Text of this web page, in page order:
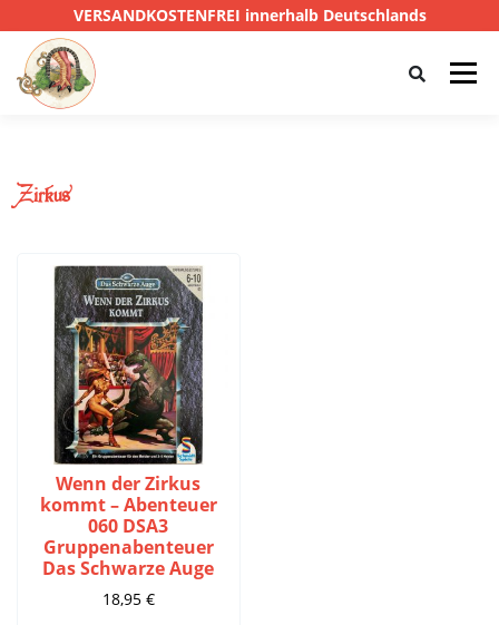
VERSANDKOSTENFREI innerhalb Deutschlands
Menü
SONSTIGE
Zirkus
Wenn der Zirkus
kommt – Abenteuer
060 DSA3
Gruppenabenteuer
Das Schwarze Auge
18,95 €